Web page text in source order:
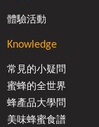
體驗活動
Knowledge
常見的小疑問
蜜蜂的全世界
蜂產品大學問
美味蜂蜜食譜